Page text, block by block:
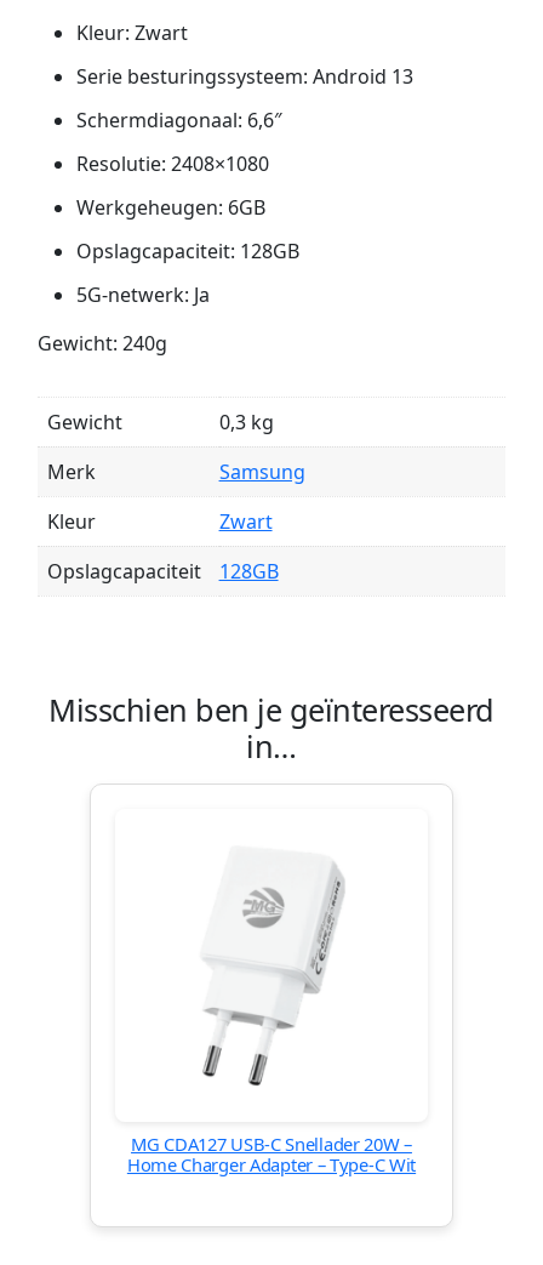
Kleur: Zwart
Serie besturingssysteem: Android 13
Schermdiagonaal: 6,6″
Resolutie: 2408×1080
Werkgeheugen: 6GB
Opslagcapaciteit: 128GB
5G-netwerk: Ja
Gewicht: 240g
Gewicht
0,3 kg
Merk
Samsung
Kleur
Zwart
Opslagcapaciteit
128GB
Misschien ben je geïnteresseerd
in…
MG CDA127 USB-C Snellader 20W –
Home Charger Adapter – Type-C Wit